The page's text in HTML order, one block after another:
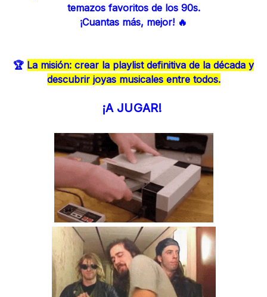
temazos favoritos de los 90s.
¡Cuantas más, mejor! 🔥
🏆 La misión: crear la playlist definitiva de la década y
descubrir joyas musicales entre todos.
¡A JUGAR!